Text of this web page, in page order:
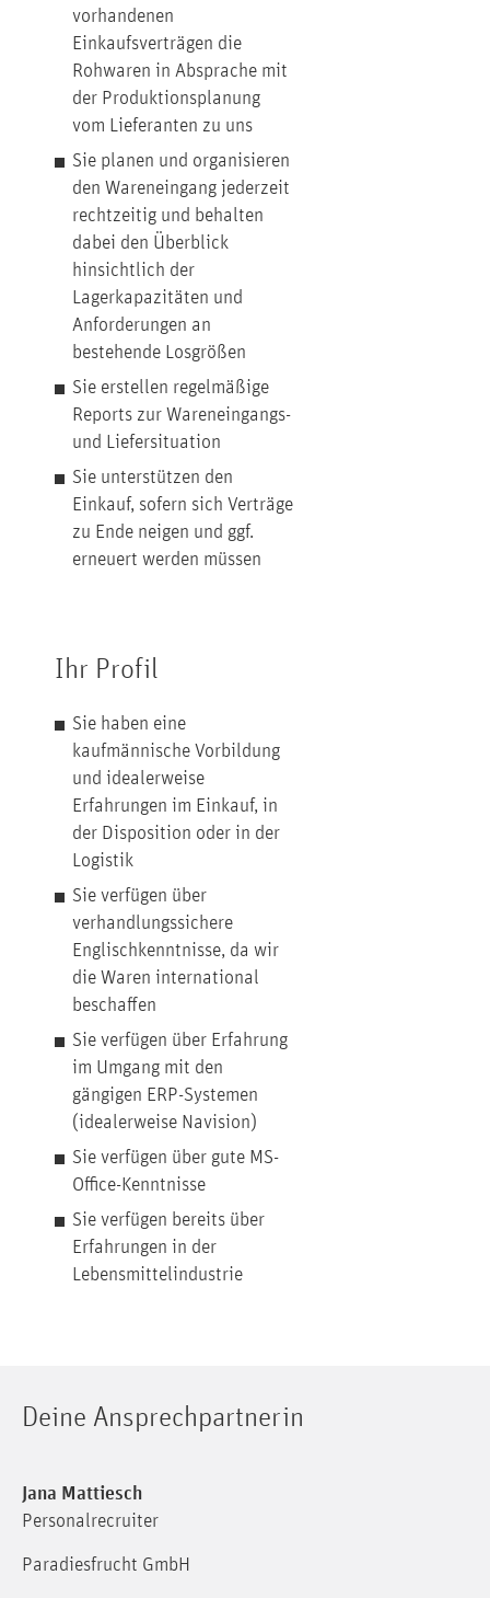
vorhandenen
Einkaufsverträgen die
Rohwaren in Absprache mit
der Produktionsplanung
vom Lieferanten zu uns
Sie planen und organisieren
den Wareneingang jederzeit
rechtzeitig und behalten
dabei den Überblick
hinsichtlich der
Lagerkapazitäten und
Anforderungen an
bestehende Losgrößen
Sie erstellen regelmäßige
Reports zur Wareneingangs-
und Liefersituation
Sie unterstützen den
Einkauf, sofern sich Verträge
zu Ende neigen und ggf.
erneuert werden müssen
Ihr Profil
Sie haben eine
kaufmännische Vorbildung
und idealerweise
Erfahrungen im Einkauf, in
der Disposition oder in der
Logistik
Sie verfügen über
verhandlungssichere
Englischkenntnisse, da wir
die Waren international
beschaffen
Sie verfügen über Erfahrung
im Umgang mit den
gängigen ERP-Systemen
(idealerweise Navision)
Sie verfügen über gute MS-
Office-Kenntnisse
Sie verfügen bereits über
Erfahrungen in der
Lebensmittelindustrie
Deine Ansprechpartnerin
Jana Mattiesch
Personalrecruiter
Paradiesfrucht GmbH